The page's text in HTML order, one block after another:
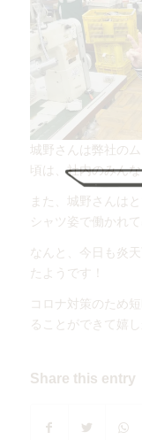
城野さんは弊社の
頃は、社内のみん
また、城野さんは
シャツ姿で働かれ
なんと、今日も炎
たようです！
コロナ対策のため
ることができて嬉
Share this entry